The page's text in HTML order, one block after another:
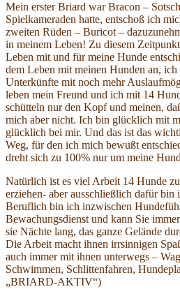
Mein erster Briard war Bracon –
Spielkameraden hatte, entschoß ich
zweiten Rüden – Buricot –
in meinem Leben! Zu diesem
Leben mit und für meine Hunde
dem Leben mit meinen Hunden an, ich
Unterkünfte mit noch mehr
leben mein Freund und ich mit 14
schütteln nur den Kopf und meinen,
mich aber nicht. Ich bin glücklich mit
glücklich bei mir. Und das ist das
Weg, für den ich mich bewußt
dreht sich zu 100% nur um meine
Natürlich ist es viel Arbeit 14 Hunde
erziehen- aber ausschließlich dafür bin
Beruflich bin ich inzwischen
Bewachungsdienst und kann Sie
sie Nächte lang, das ganze Gelände
Die Arbeit macht ihnen irrsinnigen
auch immer mit ihnen unterwegs –
Schwimmen, Schlittenfahren,
„BRIARD-AKTIV“)